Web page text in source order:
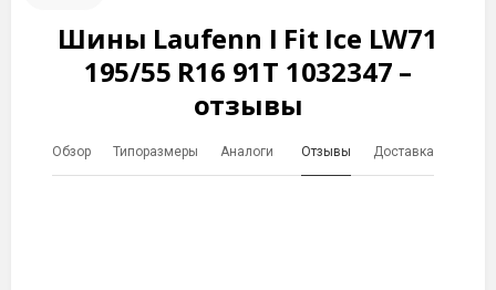
Шины Laufenn I Fit Ice LW71
195/55 R16 91T 1032347 –
отзывы
Обзор Типоразмеры Аналоги Отзывы Доставка